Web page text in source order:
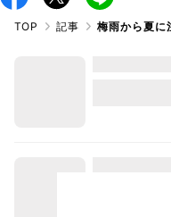
TOP 記事 梅雨から夏に